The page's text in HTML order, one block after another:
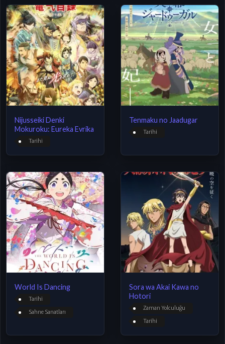
Nijusseiki Denki
Mokuroku: Eureka Evrika
Tarihi
Tenmaku no Jaadugar
Tarihi
World Is Dancing
Tarihi
Sahne Sanatları
Sora wa Akai Kawa no
Hotori
Zaman Yolculuğu
Tarihi